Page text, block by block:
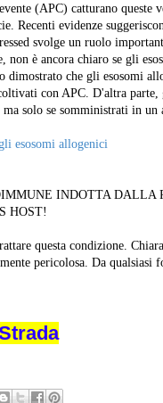
(APC) catturano queste
Recenti evidenze
svolge un ruolo
è ancora chiaro se gli
che gli esosomi
con APC. D'altra
solo se somministrati in un
esosomi allogenici
INDOTTA DALLA
HOST!
questa condizione.
pericolosa. Da qualsiasi